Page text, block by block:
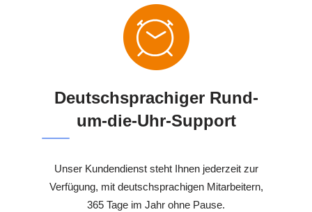
Deutschsprachiger Rund-
um-die-Uhr-Support
Unser Kundendienst steht Ihnen jederzeit zur
Verfügung, mit deutschsprachigen Mitarbeitern,
365 Tage im Jahr ohne Pause.